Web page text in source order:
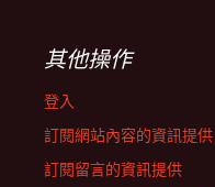
其他操作
登入
訂閱網站內容的資訊提供
訂閱留言的資訊提供